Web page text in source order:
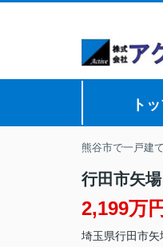
ト
熊谷市で一戸建
行田市矢
2,199万円
埼玉県行田市矢